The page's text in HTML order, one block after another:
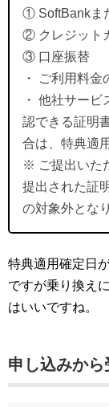
① SoftBankま
② クレジット
③ 口座振替
・ ご利用料金
・ 他社サー
認できる証明
合は、特典適
※ ご提出いた
提出された証
の対象外とな
特典適用確定日
ですが乗り換え
はいいですね。
申し込みか